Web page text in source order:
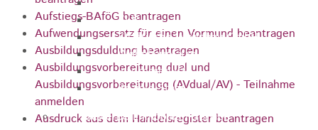
ELR
Städtische Wohnbau-GmbH
Wohnbauplätze
Interessenliste
Soziale Stadt
Gewerbe-Immobilien-Service
Aufstiegs-BAföG beantragen
Aufwendungsersatz für einen Vormund beantragen
Ausbildungsduldung beantragen
Ausbildungsvorbereitung dual und
Ausbildungsvorbereitungg (AVdual/AV) - Teilnahme
anmelden
Ausdruck aus dem Handelsregister beantragen